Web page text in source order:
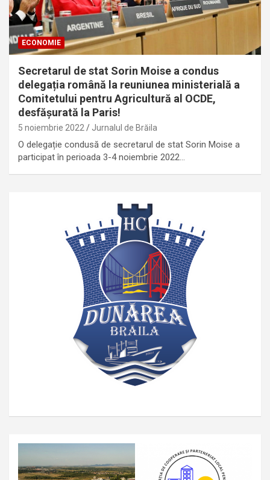
ECONOMIE
Secretarul de stat Sorin Moise a condus
delegația română la reuniunea ministerială a
Comitetului pentru Agricultură al OCDE,
desfășurată la Paris!
5 noiembrie 2022 Jurnalul de Brăila
O delegație condusă de secretarul de stat Sorin Moise a
participat în perioada 3-4 noiembrie 2022…